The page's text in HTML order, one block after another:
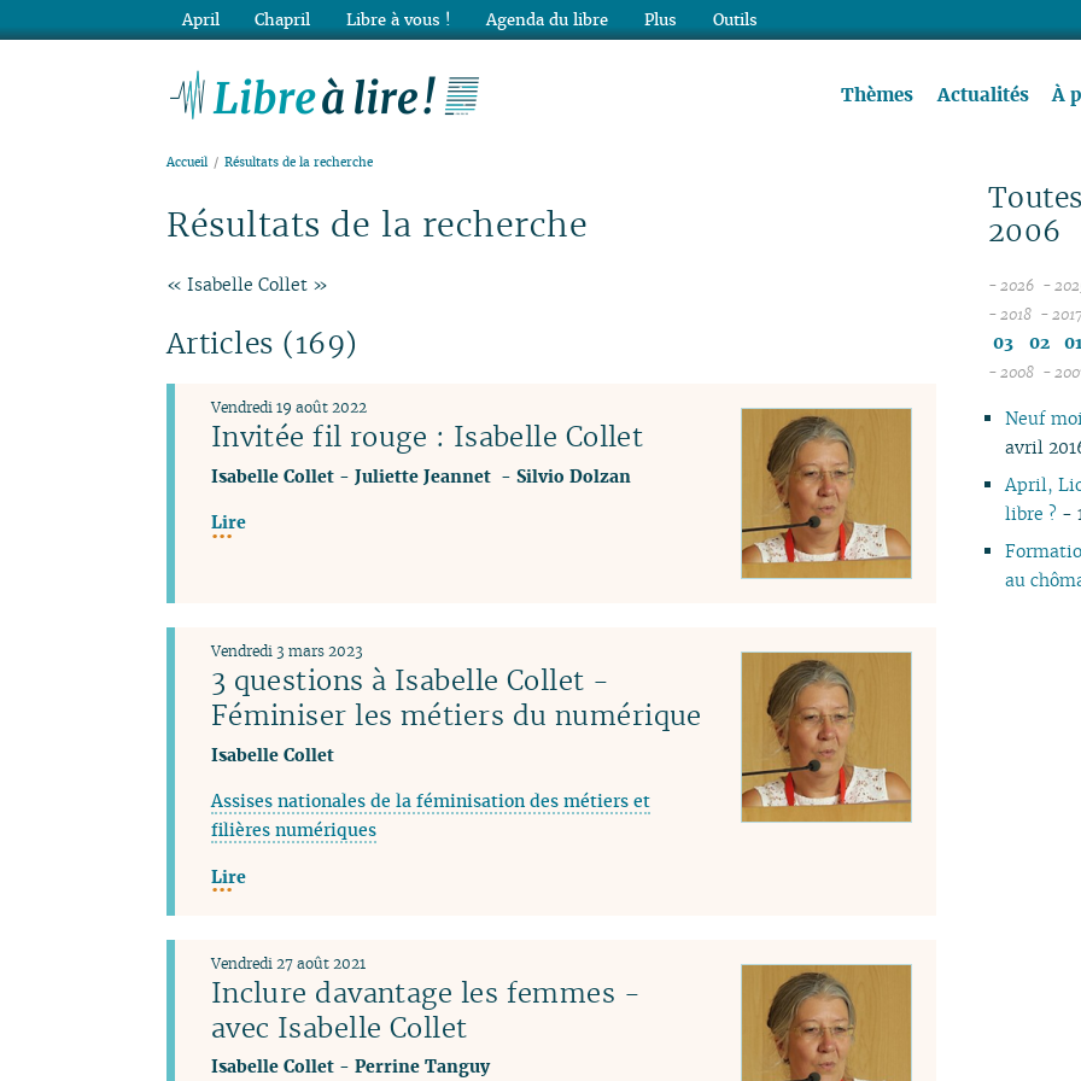
Thèmes Actualités À
Accueil Résultats de la recherche
Résultats de la recherche
« Isabelle Collet »
Articles (169)
Invitée fil rouge : Isabelle Collet
Vendredi 19 août 2022
Isabelle Collet- Juliette Jeannet - Silvio Dolzan
Lire
3 questions à Isabelle Collet -
Féminiser les métiers du numérique
Vendredi 3 mars 2023
Isabelle Collet
Assises nationales de la féminisation des métiers et
filières numériques
Lire
Inclure davantage les femmes -
avec Isabelle Collet
Vendredi 27 août 2021
Isabelle Collet- Perrine Tanguy
2006
- 2026
07
04
03
02
01
-
- 2018
12
09
08
07
06
04
- 2017
03
02 01
- 2008
11
10
06
01
-
Neuf
avril
April,
libre ? -
au
April Chapril Libre à vous ! Agenda du libre Plus Outils